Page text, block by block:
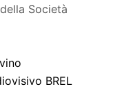
Società
BREL